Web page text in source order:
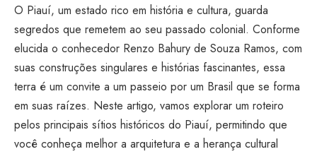
O Piauí, um estado rico em história e cultura, guarda
segredos que remetem ao seu passado colonial. Conforme
elucida o conhecedor Renzo Bahury de Souza Ramos, com
suas construções singulares e histórias fascinantes, essa
terra é um convite a um passeio por um Brasil que se forma
em suas raízes. Neste artigo, vamos explorar um roteiro
pelos principais sítios históricos do Piauí, permitindo que
você conheça melhor a arquitetura e a herança cultural